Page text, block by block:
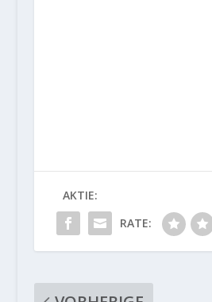
AKTIE:
RATE: